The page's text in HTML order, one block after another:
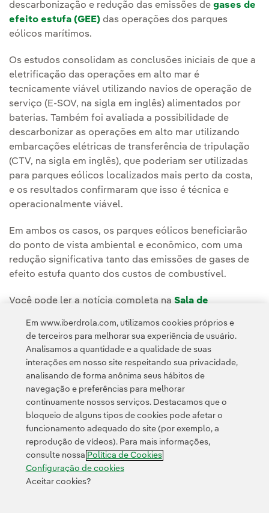
descarbonização e redução das emissões de gases de
efeito estufa (GEE) das operações dos parques
eólicos marítimos.
Os estudos consolidam as conclusões iniciais de que a
eletrificação das operações em alto mar é
tecnicamente viável utilizando navios de operação de
serviço (E-SOV, na sigla em inglês) alimentados por
baterias. Também foi avaliada a possibilidade de
descarbonizar as operações em alto mar utilizando
embarcações elétricas de transferência de tripulação
(CTV, na sigla em inglês), que poderiam ser utilizadas
para parques eólicos localizados mais perto da costa,
e os resultados confirmaram que isso é técnica e
operacionalmente viável.
Em ambos os casos, os parques eólicos beneficiarão
do ponto de vista ambiental e econômico, com uma
redução significativa tanto das emissões de gases de
efeito estufa quanto dos custos de combustível.
Você pode ler a notícia completa na Sala de
Política de Privacidade Informação legal
Transparência no uso da IA Política de cookies Configuração de cookies
Acessibilidade Canal de denúncias
© 2026 Iberdrola, S.A. Todos os direitos reservados.
Em www.iberdrola.com, utilizamos cookies próprios e
de terceiros para melhorar sua experiência de usuário.
Analisamos a quantidade e a qualidade de suas
interações em nosso site respeitando sua privacidade,
analisando de forma anônima seus hábitos de
navegação e preferências para melhorar
continuamente nossos serviços. Destacamos que o
bloqueio de alguns tipos de cookies pode afetar o
funcionamento adequado do site (por exemplo, a
reprodução de vídeos). Para mais informações,
consulte nossa Política de Cookies
Configuração de cookies
Aceitar cookies?